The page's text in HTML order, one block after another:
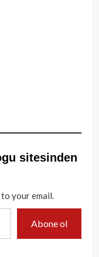
sitesinden
your email.
Abone ol